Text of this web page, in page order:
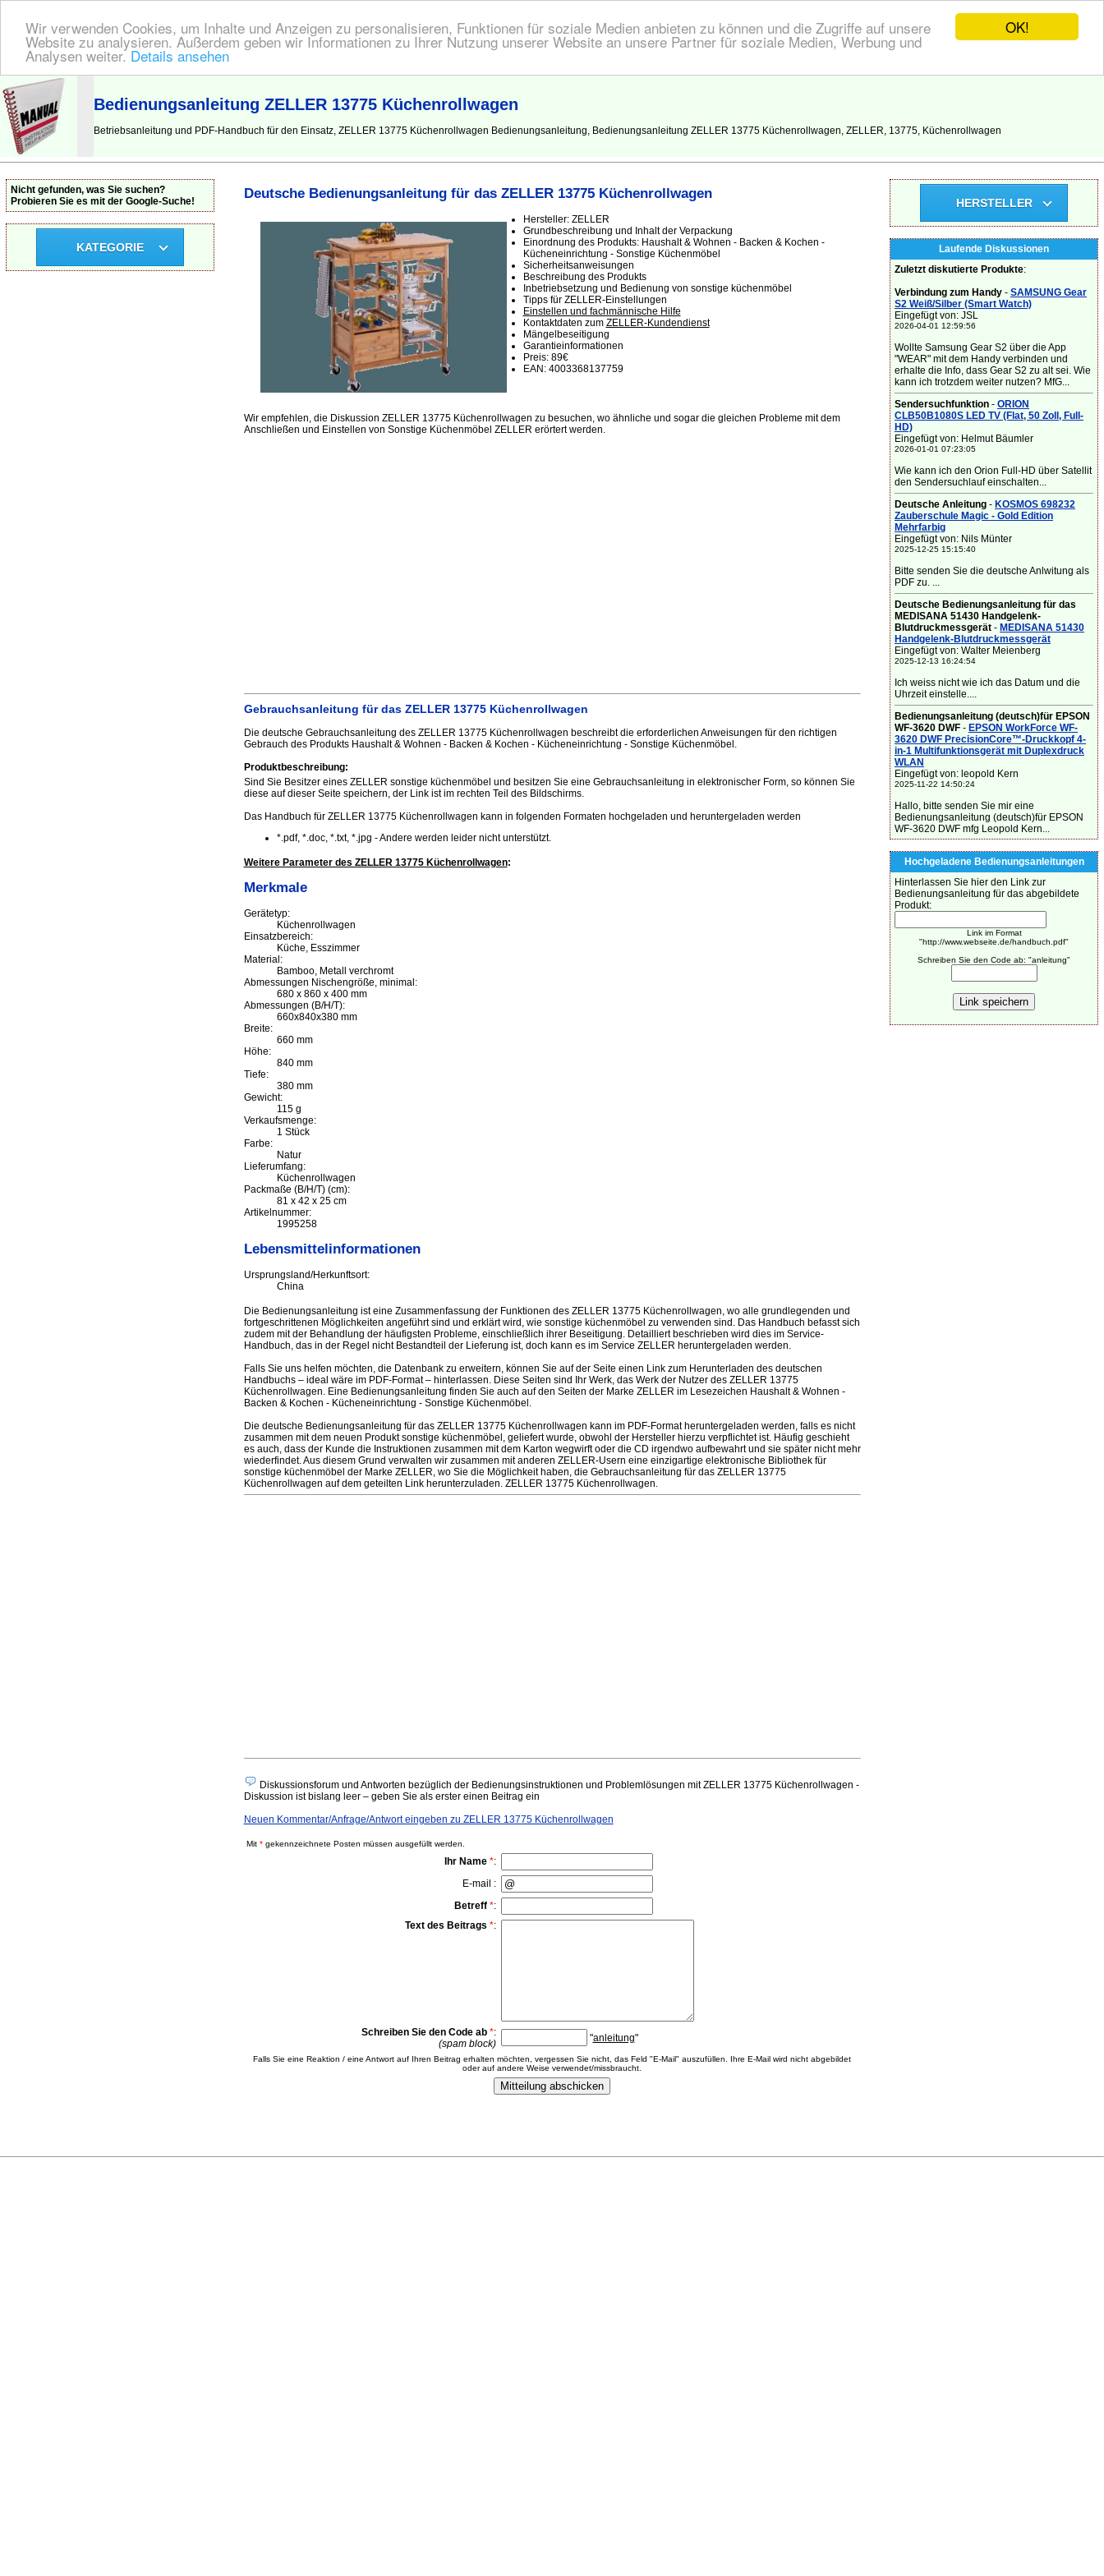
OK!
Wir verwenden Cookies, um Inhalte und Anzeigen zu personalisieren, Funktionen für soziale Medien anbieten zu können und die Zugriffe auf unsere
Website zu analysieren. Außerdem geben wir Informationen zu Ihrer Nutzung unserer Website an unsere Partner für soziale Medien, Werbung und
Analysen weiter. Details ansehen
BEDIENUNGSANLEITUNG | Hier finden Sie die deutsche Anleitung!
Bedienungsanleitung ZELLER 13775 Küchenrollwagen
Betriebsanleitung und PDF-Handbuch für den Einsatz, ZELLER 13775 Küchenrollwagen Bedienungsanleitung, Bedienungsanleitung ZELLER 13775 Küchenrollwagen, ZELLER, 13775, Küchenrollwagen
Deutsche Bedienungsanleitung für das ZELLER 13775 Küchenrollwagen
Hersteller: ZELLER
Grundbeschreibung und Inhalt der Verpackung
Einordnung des Produkts: Haushalt & Wohnen - Backen & Kochen -
Kücheneinrichtung - Sonstige Küchenmöbel
Sicherheitsanweisungen
Beschreibung des Produkts
Inbetriebsetzung und Bedienung von sonstige küchenmöbel
Tipps für ZELLER-Einstellungen
Einstellen und fachmännische Hilfe
Kontaktdaten zum ZELLER-Kundendienst
Mängelbeseitigung
Garantieinformationen
Preis: 89€
EAN: 4003368137759
Wir empfehlen, die Diskussion ZELLER 13775 Küchenrollwagen zu besuchen, wo ähnliche und sogar die gleichen Probleme mit dem
Anschließen und Einstellen von Sonstige Küchenmöbel ZELLER erörtert werden.
Gebrauchsanleitung für das ZELLER 13775 Küchenrollwagen
Die deutsche Gebrauchsanleitung des ZELLER 13775 Küchenrollwagen beschreibt die erforderlichen Anweisungen für den richtigen
Gebrauch des Produkts Haushalt & Wohnen - Backen & Kochen - Kücheneinrichtung - Sonstige Küchenmöbel.
Produktbeschreibung:
Sind Sie Besitzer eines ZELLER sonstige küchenmöbel und besitzen Sie eine Gebrauchsanleitung in elektronischer Form, so können Sie
diese auf dieser Seite speichern, der Link ist im rechten Teil des Bildschirms.
Das Handbuch für ZELLER 13775 Küchenrollwagen kann in folgenden Formaten hochgeladen und heruntergeladen werden
*.pdf, *.doc, *.txt, *.jpg - Andere werden leider nicht unterstützt.
Weitere Parameter des ZELLER 13775 Küchenrollwagen:
Merkmale
Gerätetyp:
Küchenrollwagen
Einsatzbereich:
Küche, Esszimmer
Material:
Bamboo, Metall verchromt
Abmessungen Nischengröße, minimal:
680 x 860 x 400 mm
Abmessungen (B/H/T):
660x840x380 mm
Breite:
660 mm
Höhe:
840 mm
Tiefe:
380 mm
Gewicht:
115 g
Verkaufsmenge:
1 Stück
Farbe:
Natur
Lieferumfang:
Küchenrollwagen
Packmaße (B/H/T) (cm):
81 x 42 x 25 cm
Artikelnummer:
1995258
Lebensmittelinformationen
Ursprungsland/Herkunftsort:
China
Die Bedienungsanleitung ist eine Zusammenfassung der Funktionen des ZELLER 13775 Küchenrollwagen, wo alle grundlegenden und
fortgeschrittenen Möglichkeiten angeführt sind und erklärt wird, wie sonstige küchenmöbel zu verwenden sind. Das Handbuch befasst sich
zudem mit der Behandlung der häufigsten Probleme, einschließlich ihrer Beseitigung. Detailliert beschrieben wird dies im Service-
Handbuch, das in der Regel nicht Bestandteil der Lieferung ist, doch kann es im Service ZELLER heruntergeladen werden.
Falls Sie uns helfen möchten, die Datenbank zu erweitern, können Sie auf der Seite einen Link zum Herunterladen des deutschen
Handbuchs – ideal wäre im PDF-Format – hinterlassen. Diese Seiten sind Ihr Werk, das Werk der Nutzer des ZELLER 13775
Küchenrollwagen. Eine Bedienungsanleitung finden Sie auch auf den Seiten der Marke ZELLER im Lesezeichen Haushalt & Wohnen -
Backen & Kochen - Kücheneinrichtung - Sonstige Küchenmöbel.
Die deutsche Bedienungsanleitung für das ZELLER 13775 Küchenrollwagen kann im PDF-Format heruntergeladen werden, falls es nicht
zusammen mit dem neuen Produkt sonstige küchenmöbel, geliefert wurde, obwohl der Hersteller hierzu verpflichtet ist. Häufig geschieht
es auch, dass der Kunde die Instruktionen zusammen mit dem Karton wegwirft oder die CD irgendwo aufbewahrt und sie später nicht mehr
wiederfindet. Aus diesem Grund verwalten wir zusammen mit anderen ZELLER-Usern eine einzigartige elektronische Bibliothek für
sonstige küchenmöbel der Marke ZELLER, wo Sie die Möglichkeit haben, die Gebrauchsanleitung für das ZELLER 13775
Küchenrollwagen auf dem geteilten Link herunterzuladen. ZELLER 13775 Küchenrollwagen.
Diskussionsforum und Antworten bezüglich der Bedienungsinstruktionen und Problemlösungen mit ZELLER 13775 Küchenrollwagen -
Diskussion ist bislang leer – geben Sie als erster einen Beitrag ein
Neuen Kommentar/Anfrage/Antwort eingeben zu ZELLER 13775 Küchenrollwagen
Mit *gekennzeichnete Posten müssen ausgefüllt werden.
Ihr Name *:
E-mail :
Betreff *:
Text des Beitrags *:
Schreiben Sie den Code ab *:
(spam block)
"anleitung"
Falls Sie eine Reaktion / eine Antwort auf Ihren Beitrag erhalten möchten, vergessen Sie nicht, das Feld "E-Mail" auszufüllen. Ihre E-Mail wird nicht abgebildet
oder auf andere Weise verwendet/missbraucht.
Nicht gefunden, was Sie suchen?
Probieren Sie es mit der Google-Suche!
KATEGORIE
HERSTELLER
Laufende Diskussionen
Zuletzt diskutierte Produkte:
Verbindung zum Handy - SAMSUNG Gear
S2 Weiß/Silber (Smart Watch)
Eingefügt von: JSL
2026-04-01 12:59:56
Wollte Samsung Gear S2 über die App
"WEAR" mit dem Handy verbinden und
erhalte die Info, dass Gear S2 zu alt sei. Wie
kann ich trotzdem weiter nutzen? MfG...
Sendersuchfunktion - ORION
CLB50B1080S LED TV (Flat, 50 Zoll, Full-
HD)
Eingefügt von: Helmut Bäumler
2026-01-01 07:23:05
Wie kann ich den Orion Full-HD über Satellit
den Sendersuchlauf einschalten...
Deutsche Anleitung - KOSMOS 698232
Zauberschule Magic - Gold Edition
Mehrfarbig
Eingefügt von: Nils Münter
2025-12-25 15:15:40
Bitte senden Sie die deutsche Anlwitung als
PDF zu. ...
Deutsche Bedienungsanleitung für das
MEDISANA 51430 Handgelenk-
Blutdruckmessgerät - MEDISANA 51430
Handgelenk-Blutdruckmessgerät
Eingefügt von: Walter Meienberg
2025-12-13 16:24:54
Ich weiss nicht wie ich das Datum und die
Uhrzeit einstelle....
Bedienungsanleitung (deutsch)für EPSON
WF-3620 DWF - EPSON WorkForce WF-
3620 DWF PrecisionCore™-Druckkopf 4-
in-1 Multifunktionsgerät mit Duplexdruck
WLAN
Eingefügt von: leopold Kern
2025-11-22 14:50:24
Hallo, bitte senden Sie mir eine
Bedienungsanleitung (deutsch)für EPSON
WF-3620 DWF mfg Leopold Kern...
Hochgeladene Bedienungsanleitungen
Hinterlassen Sie hier den Link zur
Bedienungsanleitung für das abgebildete
Produkt:
Link im Format
"http://www.webseite.de/handbuch.pdf"
Schreiben Sie den Code ab: "anleitung"